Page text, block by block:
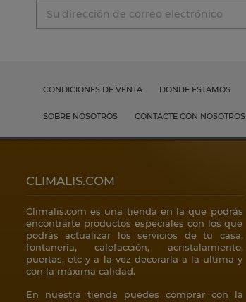
CONDICIONES DE VENTA DONDE ESTAMOS
SOBRE NOSOTROS CONTACTE CON NOSOTROS
CLIMALIS.COM
Climalis.com es una tienda en la que podrás
encontrarte productos especiales con los que
podrás actualizar los servicios de tu casa,
fontanería, calefacción, acristalamiento,
puertas, etc y a la vez decorarla a la ultima y
con la máxima calidad.
En nuestra tienda puedes comprar con la